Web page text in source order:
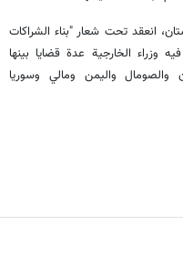
انعقد تحت شعار "بناء الشراكات
وزراء الخارجية عدة قضايا بينها
والصومال واليمن ومالي وسوريا